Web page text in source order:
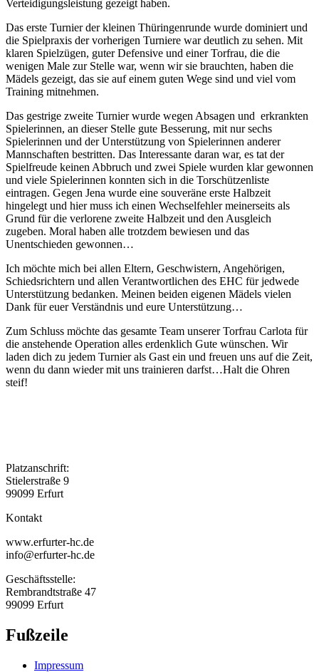
Verteidigungsleistung gezeigt haben.
Das erste Turnier der kleinen Thüringenrunde wurde dominiert und
die Spielpraxis der vorherigen Turniere war deutlich zu sehen. Mit
klaren Spielzügen, guter Defensive und einer Torfrau, die die
wenigen Male zur Stelle war, wenn wir sie brauchten, haben die
Mädels gezeigt, das sie auf einem guten Wege sind und viel vom
Training mitnehmen.
Das gestrige zweite Turnier wurde wegen Absagen und erkrankten
Spielerinnen, an dieser Stelle gute Besserung, mit nur sechs
Spielerinnen und der Unterstützung von Spielerinnen anderer
Mannschaften bestritten. Das Interessante daran war, es tat der
Spielfreude keinen Abbruch und zwei Spiele wurden klar gewonnen
und viele Spielerinnen konnten sich in die Torschützenliste
eintragen. Gegen Jena wurde eine souveräne erste Halbzeit
hingelegt und hier muss ich einen Wechselfehler meinerseits als
Grund für die verlorene zweite Halbzeit und den Ausgleich
zugeben. Moral haben alle trotzdem bewiesen und das
Unentschieden gewonnen…
Ich möchte mich bei allen Eltern, Geschwistern, Angehörigen,
Schiedsrichtern und allen Verantwortlichen des EHC für jedwede
Unterstützung bedanken. Meinen beiden eigenen Mädels vielen
Dank für euer Verständnis und eure Unterstützung…
Zum Schluss möchte das gesamte Team unserer Torfrau Carlota für
die anstehende Operation alles erdenklich Gute wünschen. Wir
laden dich zu jedem Turnier als Gast ein und freuen uns auf die Zeit,
wenn du dann wieder mit uns trainieren darfst…Halt die Ohren
steif!
Platzanschrift:
Stielerstraße 9
99099 Erfurt
Kontakt
www.erfurter-hc.de
info@erfurter-hc.de
Geschäftsstelle:
Rembrandtstraße 47
99099 Erfurt
Fußzeile
Impressum